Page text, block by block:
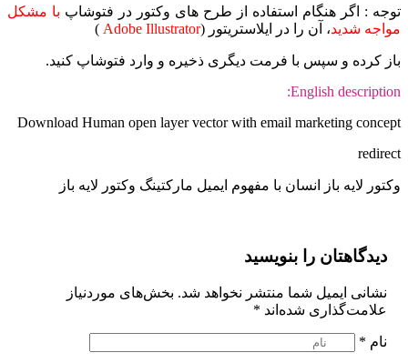
توجه : اگر هنگام استفاده از طرح های وکتور در فتوشاپ با مشکل
مواجه شدید، آن را در ایلاستریتور (Adobe Illustrator
)
باز کرده و سپس با فرمت دیگری ذخیره و وارد فتوشاپ کنید.
English description:
Download Human open layer vector with email marketing concept
redirect
وکتور لایه باز انسان با مفهوم ایمیل مارکتینگ وکتور لایه باز
دیدگاهتان را بنویسید
نشانی ایمیل شما منتشر نخواهد شد. بخش‌های موردنیاز
علامت‌گذاری شده‌اند *
نام *